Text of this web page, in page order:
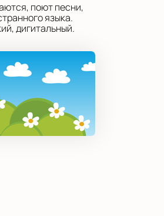
поют песни,
языка.
дигитальный.